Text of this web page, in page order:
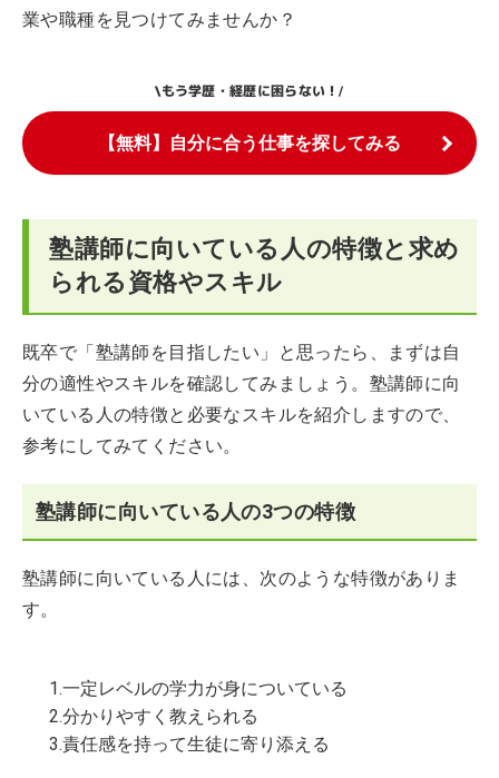
業や職種を見つけてみませんか？
\もう学歴・経歴に困らない！/
【無料】自分に合う仕事を探してみる
塾講師に向いている人の特徴と求め
られる資格やスキル
既卒で「塾講師を目指したい」と思ったら、まずは自
分の適性やスキルを確認してみましょう。塾講師に向
いている人の特徴と必要なスキルを紹介しますので、
参考にしてみてください。
塾講師に向いている人の3つの特徴
塾講師に向いている人には、次のような特徴がありま
す。
1.一定レベルの学力が身についている
2.分かりやすく教えられる
3.責任感を持って生徒に寄り添える